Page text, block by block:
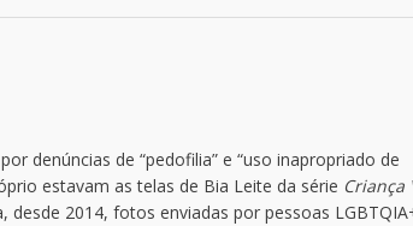
denúncias de “pedofilia” e “uso inapropriado de
estavam as telas de Bia Leite da série Criança
2014, fotos enviadas por pessoas